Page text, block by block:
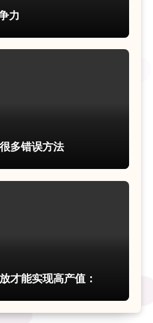
力
多错误方法
才能实现高产值：